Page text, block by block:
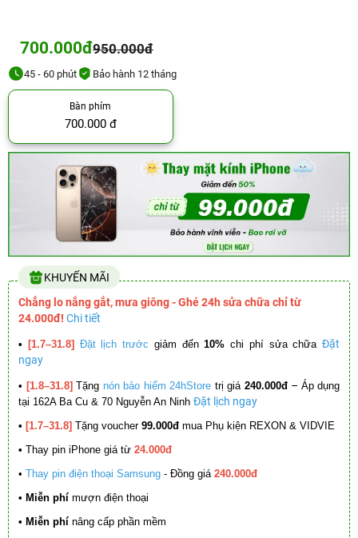
700.000đ950.000đ
45 - 60 phút Bảo hành 12 tháng
Bàn phím
700.000 đ
KHUYẾN MÃI
Chẳng lo nắng gắt, mưa giông - Ghé 24h sửa chữa chỉ từ
24.000đ! Chi tiết
• [1.7–31.8] Đặt lịch trước giảm đến10% chi phí sửa chữa Đặt
ngay
• [1.8–31.8] Tặng nón bảo hiểm 24hStore trị giá 240.000đ – Áp dụng
tại 162A Ba Cu & 70 Nguyễn An Ninh Đặt lịch ngay
• [1.7–31.8] Tặng voucher 99.000đ mua Phụ kiện REXON & VIDVIE
• Thay pin iPhone giá từ 24.000đ
• Thay pin điện thoại Samsung - Đồng giá 240.000đ
• Miễn phí mượn điện thoại
• Miễn phí nâng cấp phần mềm